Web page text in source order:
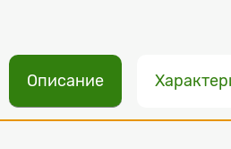
Описание